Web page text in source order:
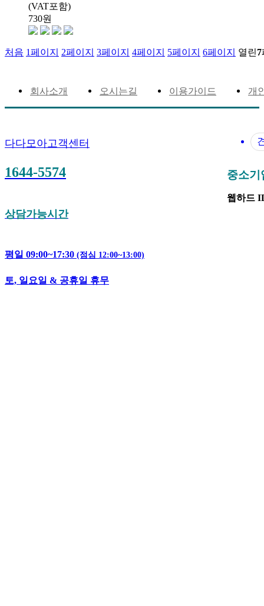
(VAT포함)
730원
처음 1페이지 2페이지 3페이지 4페이지 5페이지 6페이지 열린7
회사소개 오시는길 이용가이드 개
다다모아고객센터
1644-5574
상담가능시간
평일 09:00~17:30 (점심 12:00~13:00)
토, 일요일 & 공휴일 휴무
중소기
웹하드